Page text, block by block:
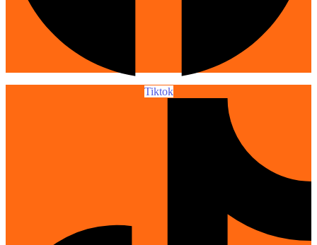
Tiktok